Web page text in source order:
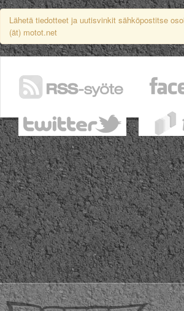
Lähetä tiedotteet ja uutisvinkit sähköpostitse
(ät) motot.net